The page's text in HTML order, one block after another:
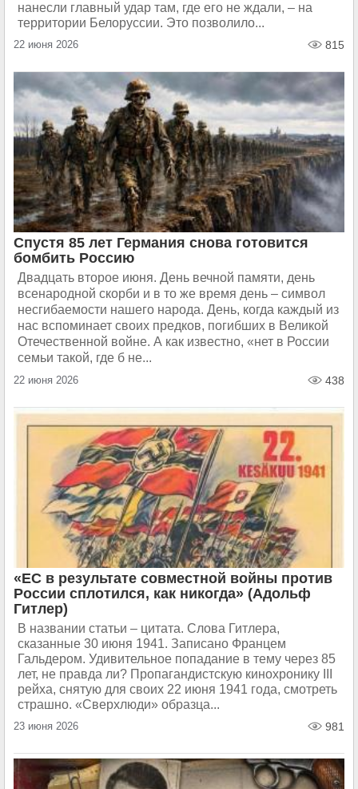
нанесли главный удар там, где его не ждали, – на
территории Белоруссии. Это позволило...
22 июня 2026 815
Спустя 85 лет Германия снова готовится
бомбить Россию
Двадцать второе июня. День вечной памяти, день
всенародной скорби и в то же время день – символ
несгибаемости нашего народа. День, когда каждый из
нас вспоминает своих предков, погибших в Великой
Отечественной войне. А как известно, «нет в России
семьи такой, где б не...
22 июня 2026 438
«ЕС в результате совместной войны против
России сплотился, как никогда» (Адольф
Гитлер)
В названии статьи – цитата. Слова Гитлера,
сказанные 30 июня 1941. Записано Францем
Гальдером. Удивительное попадание в тему через 85
лет, не правда ли? Пропагандистскую кинохронику III
рейха, снятую для своих 22 июня 1941 года, смотреть
страшно. «Сверхлюди» образца...
23 июня 2026 981